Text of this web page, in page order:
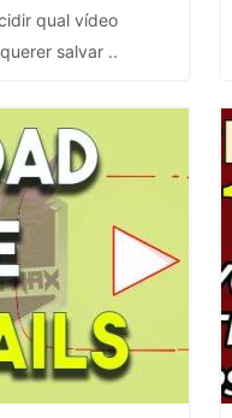
qual vídeo
salvar ..